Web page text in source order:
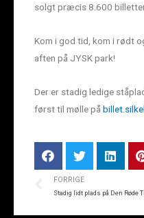
solgt præcis 8.600
Kom i god tid, kom i rødt
aften på JYSK park!
Der er stadig ledige
først til mølle på
FORRIGE